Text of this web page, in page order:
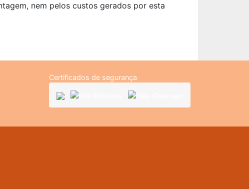
nem pelos custos gerados por esta
Certificados de segurança